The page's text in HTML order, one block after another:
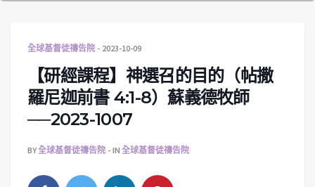
全球基督徒禱告院 2023-10-09
【研經課程】神選召的目的（帖撒
羅尼迦前書 4:1-8）蘇義德牧師
──2023-1007
BY全球基督徒禱告院 IN 全球基督徒禱告院